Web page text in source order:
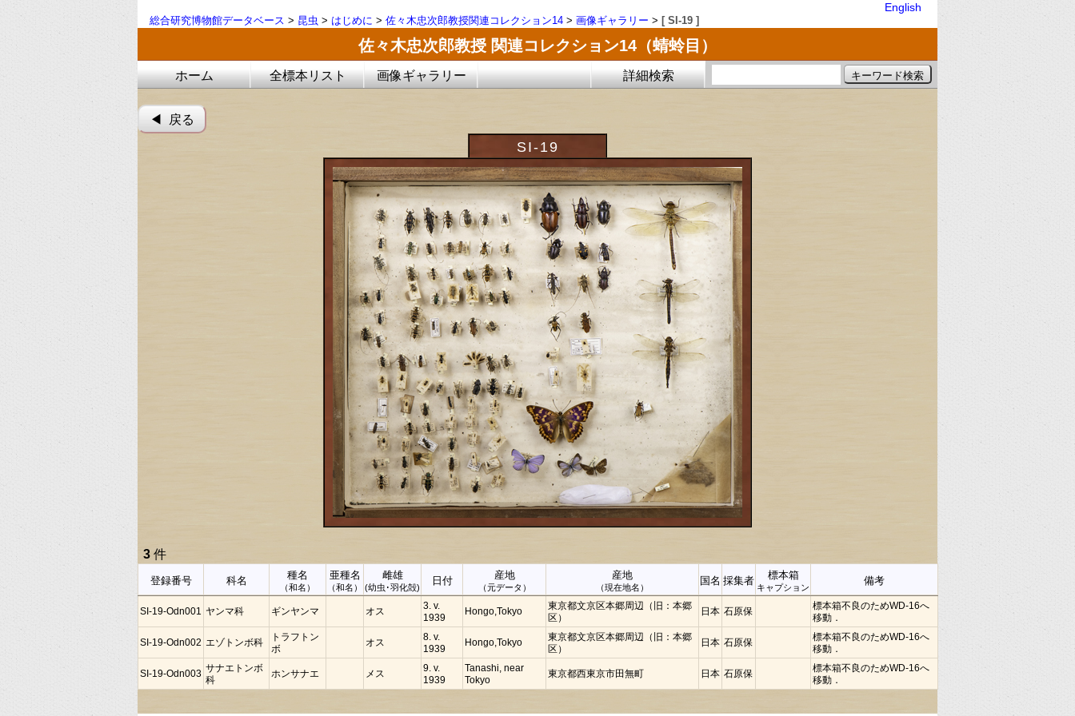
English
総合研究博物館データベース > 昆虫 > はじめに > 佐々木忠次郎教授関連コレクション14 > 画像ギャラリー > [ SI-19 ]
佐々木忠次郎教授 関連コレクション14（蜻蛉目）
ホーム 全標本リスト 画像ギャラリー 詳細検索
◀︎ 戻る
SI-19
3 件
登録番号 科名 種名
（和名）
亜種名
（和名）
雌雄
(幼虫･羽化殻)
日付 産地
（元データ）
産地
（現在地名）
国名 採集者 標本箱
キャプション
備考
SI-19-Odn001 ヤンマ科 ギンヤンマ オス
3. v.
1939
Hongo,Tokyo
東京都文京区本郷周辺（旧：本郷
区）
日本 石原保
標本箱不良のためWD-16へ
移動．
SI-19-Odn002 エゾトンボ科
トラフトン
ボ
オス
8. v.
1939
Hongo,Tokyo
東京都文京区本郷周辺（旧：本郷
区）
日本 石原保
標本箱不良のためWD-16へ
移動．
SI-19-Odn003 サナエトンボ
科
ホンサナエ メス
9. v.
1939
Tanashi, near
Tokyo
東京都西東京市田無町 日本 石原保
標本箱不良のためWD-16へ
移動．